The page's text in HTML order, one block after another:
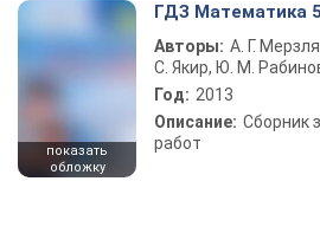
показать
обложку
ГДЗ Математика
Авторы: А. Г.
С. Якир, Ю. М.
Год: 2013
Описание: Сборник
работ